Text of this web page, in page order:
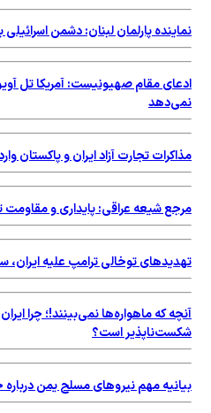
نماینده پارلمان لبنان: دشمن اسرائیلی
ادعای مقام صهیونیست: آمریکا تل آویو را
نمی‌دهد
مذاکرات تجارت آزاد ایران و پاکستان
مرجع شیعه عراقی: پایداری و مقاومت
تهدیدهای توخالی ترامپ علیه ایران،
آنچه که ماهواره‌ها نمی‌بینند!؛ چرا
شکست‌ناپذیر است؟
بیانیه مهم نیروهای مسلح یمن درباره